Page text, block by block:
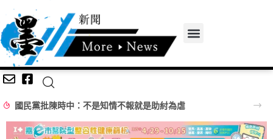
國民黨批陳時中：不是知情不報就是助紂為虐